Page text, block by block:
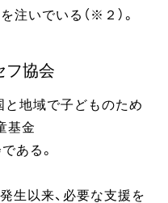
注いでいる（※２）。
フ協会
と地域で子どものため
基金
ある。
生以来、必要な支援を